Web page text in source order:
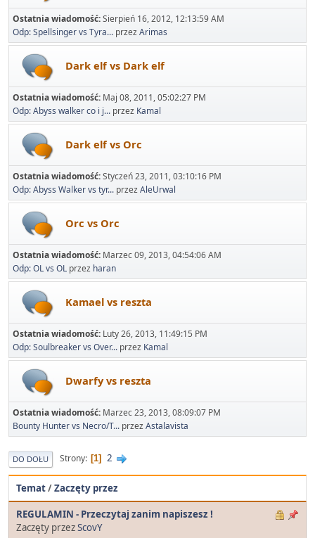
Ostatnia wiadomość:Sierpień 16, 2012, 12:13:59 AM
Odp: Spellsinger vs Tyra... przezArimas
Dark elf vs Dark elf
Ostatnia wiadomość: Maj 08, 2011, 05:02:27 PM
Odp: Abyss walker co i j... przez Kamal
Dark elf vs Orc
Ostatnia wiadomość:Styczeń 23, 2011, 03:10:16 PM
Odp: Abyss Walker vs tyr... przezAleUrwal
Orc vs Orc
Ostatnia wiadomość: Marzec 09, 2013, 04:54:06 AM
Odp: OL vs OL przez haran
Kamael vs reszta
Ostatnia wiadomość: Luty 26, 2013, 11:49:15 PM
Odp: Soulbreaker vs Over... przez Kamal
Dwarfy vs reszta
Ostatnia wiadomość: Marzec 23, 2013, 08:09:07 PM
Bounty Hunter vs Necro/T... przezAstalavista
DO DOŁU Strony 1 2
Temat/Zaczęty przez
REGULAMIN - Przeczytaj zanim napiszesz !
Zaczęty przezScovY